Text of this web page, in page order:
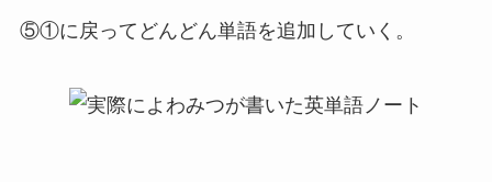
⑤①に戻ってどんどん単語を追加していく。